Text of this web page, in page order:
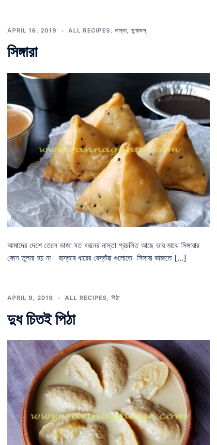
APRIL 16, 2019 ALL RECIPES, নাস্তা,স্ন্যাকস্
সিঙ্গারা
আমাদের দেশে তেলে ভাজা যত ধরনের নাস্তা প্রচলিত আছে তার মাঝে সিঙ্গারার
কোন তুলনা হয় না। রাস্তার ধারের রেস্তঁরা গুলোতে সিঙ্গারা ভাজতে […]
APRIL 9, 2019 ALL RECIPES, পিঠা
দুধ চিতই পিঠা